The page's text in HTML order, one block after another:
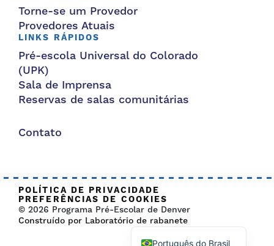
Torne-se um Provedor
Provedores Atuais
LINKS RÁPIDOS
Pré-escola Universal do Colorado
(UPK)
Sala de Imprensa
Reservas de salas comunitárias
Contato
POLÍTICA DE PRIVACIDADE
PREFERÊNCIAS DE COOKIES
© 2026 Programa Pré-Escolar de Denver
Construído por Laboratório de rabanete
Português do Brasil